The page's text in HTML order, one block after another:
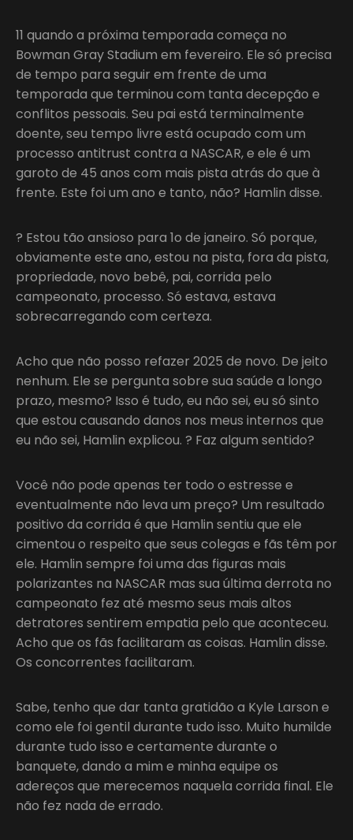
11 quando a próxima temporada começa no
Bowman Gray Stadium em fevereiro. Ele só precisa
de tempo para seguir em frente de uma
temporada que terminou com tanta decepção e
conflitos pessoais. Seu pai está terminalmente
doente, seu tempo livre está ocupado com um
processo antitrust contra a NASCAR, e ele é um
garoto de 45 anos com mais pista atrás do que à
frente. Este foi um ano e tanto, não? Hamlin disse.
? Estou tão ansioso para 1o de janeiro. Só porque,
obviamente este ano, estou na pista, fora da pista,
propriedade, novo bebê, pai, corrida pelo
campeonato, processo. Só estava, estava
sobrecarregando com certeza.
Acho que não posso refazer 2025 de novo. De jeito
nenhum. Ele se pergunta sobre sua saúde a longo
prazo, mesmo? Isso é tudo, eu não sei, eu só sinto
que estou causando danos nos meus internos que
eu não sei, Hamlin explicou. ? Faz algum sentido?
Você não pode apenas ter todo o estresse e
eventualmente não leva um preço? Um resultado
positivo da corrida é que Hamlin sentiu que ele
cimentou o respeito que seus colegas e fãs têm por
ele. Hamlin sempre foi uma das figuras mais
polarizantes na NASCAR mas sua última derrota no
campeonato fez até mesmo seus mais altos
detratores sentirem empatia pelo que aconteceu.
Acho que os fãs facilitaram as coisas. Hamlin disse.
Os concorrentes facilitaram.
Sabe, tenho que dar tanta gratidão a Kyle Larson e
como ele foi gentil durante tudo isso. Muito humilde
durante tudo isso e certamente durante o
banquete, dando a mim e minha equipe os
adereços que merecemos naquela corrida final. Ele
não fez nada de errado.